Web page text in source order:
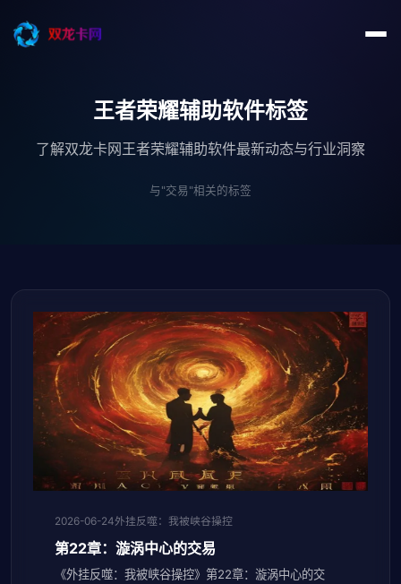
王者荣耀辅助软件标签
了解双龙卡网王者荣耀辅助软件最新动态与行业洞察
与"交易"相关的标签
2026-06-24外挂反噬：我被峡谷操控
第22章：漩涡中心的交易
《外挂反噬：我被峡谷操控》第22章：漩涡中心的交